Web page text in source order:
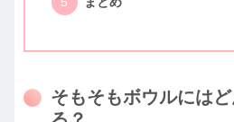
そもそもボウルには